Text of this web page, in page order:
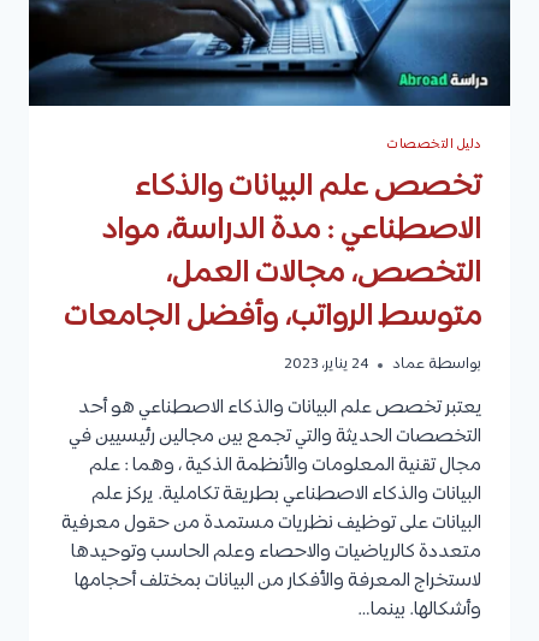
دليل التخصصات
تخصص علم البيانات والذكاء
الاصطناعي : مدة الدراسة، مواد
التخصص، مجالات العمل،
متوسط الرواتب، وأفضل الجامعات
بواسطة عماد 24 يناير، 2023
يعتبر تخصص علم البيانات والذكاء الاصطناعي هو أحد
التخصصات الحديثة والتي تجمع بين مجالين رئيسيين في
مجال تقنية المعلومات والأنظمة الذكية ، وهما : علم
البيانات والذكاء الاصطناعي بطريقة تكاملية. يركز علم
البيانات على توظيف نظريات مستمدة من حقول معرفية
متعددة كالرياضيات والاحصاء وعلم الحاسب وتوحيدها
لاستخراج المعرفة والأفكار من البيانات بمختلف أحجامها
وأشكالها. بينما…